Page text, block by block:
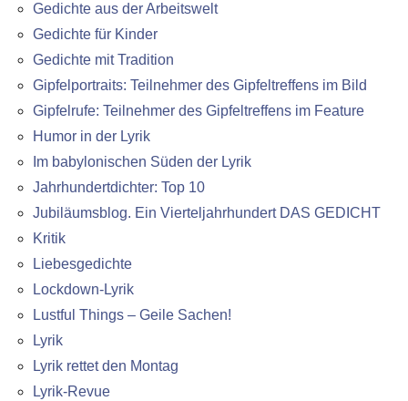
Gedichte aus der Arbeitswelt
Gedichte für Kinder
Gedichte mit Tradition
Gipfelportraits: Teilnehmer des Gipfeltreffens im Bild
Gipfelrufe: Teilnehmer des Gipfeltreffens im Feature
Humor in der Lyrik
Im babylonischen Süden der Lyrik
Jahrhundertdichter: Top 10
Jubiläumsblog. Ein Vierteljahrhundert DAS GEDICHT
Kritik
Liebesgedichte
Lockdown-Lyrik
Lustful Things – Geile Sachen!
Lyrik
Lyrik rettet den Montag
Lyrik-Revue